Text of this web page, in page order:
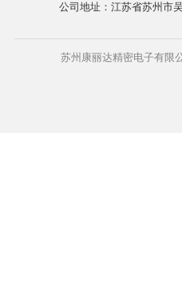
公司地址：江苏省苏州市
苏州康丽达精密电子有